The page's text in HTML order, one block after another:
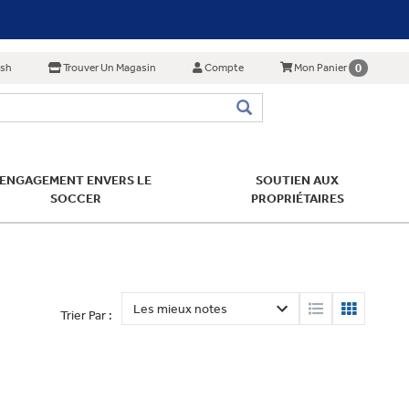
Trouver Un Magasin Compte Mon Panier 0
ENGAGEMENT ENVERS LE
SOCCER
SOUTIEN AUX
PROPRIÉTAIRES
Trier Par :